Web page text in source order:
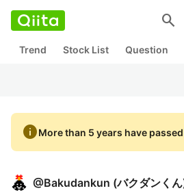
search
Trend Stock List Question
infoMore than 5 years have
@Bakudankun (バクダンくん